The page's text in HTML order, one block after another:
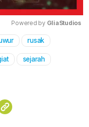
Mute
Powered by GliaStudios
rusak
sejarah